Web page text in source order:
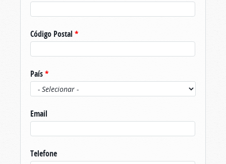
Código Postal *
País*
Email
Telefone